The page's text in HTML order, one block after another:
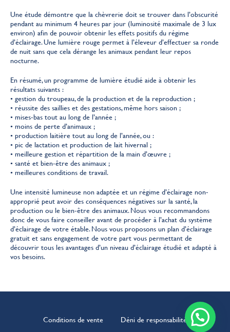
Une étude démontre que la chèvrerie doit se trouver dans l’obscurité
pendant au minimum 4 heures par jour (luminosité maximale de 3 lux
environ) afin de pouvoir obtenir les effets positifs du régime
d’éclairage. Une lumière rouge permet à l’éleveur d’effectuer sa ronde
de nuit sans que cela dérange les animaux pendant leur repos
nocturne.
En résumé, un programme de lumière étudié aide à obtenir les
résultats suivants :
• gestion du troupeau, de la production et de la reproduction ;
• réussite des saillies et des gestations, même hors saison ;
• mises-bas tout au long de l’année ;
• moins de perte d’animaux ;
• production laitière tout au long de l’année, ou :
• pic de lactation et production de lait hivernal ;
• meilleure gestion et répartition de la main d’œuvre ;
• santé et bien-être des animaux ;
• meilleures conditions de travail.
Une intensité lumineuse non adaptée et un régime d’éclairage non-
approprié peut avoir des conséquences négatives sur la santé, la
production ou le bien-être des animaux. Nous vous recommandons
donc de vous faire conseiller avant de procéder à l’achat du système
d’éclairage de votre étable. Nous vous proposons un plan d’éclairage
gratuit et sans engagement de votre part vous permettant de
découvrir tous les avantages d’un niveau d’éclairage étudié et adapté à
vos besoins.
Conditions de vente Déni de responsabilité